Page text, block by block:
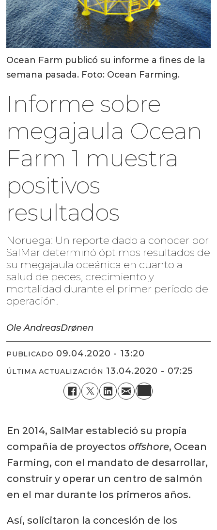
Ocean Farm publicó su informe a fines de la
semana pasada. Foto: Ocean Farming.
Informe sobre
megajaula Ocean
Farm 1 muestra
positivos
resultados
Noruega: Un reporte dado a conocer por
SalMar determinó óptimos resultados de
su megajaula oceánica en cuanto a
salud de peces, crecimiento y
mortalidad durante el primer período de
operación.
Ole AndreasDrønen
PUBLICADO 09.04.2020 - 13:20
ÚLTIMA ACTUALIZACIÓN 13.04.2020 - 07:25
En 2014, SalMar estableció su propia
compañía de proyectos offshore, Ocean
Farming, con el mandato de desarrollar,
construir y operar un centro de salmón
en el mar durante los primeros años.
Así, solicitaron la concesión de los